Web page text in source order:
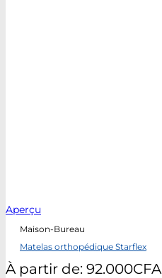
Aperçu
Maison-Bureau
Matelas orthopédique Starflex
À partir de: 92.000CFA